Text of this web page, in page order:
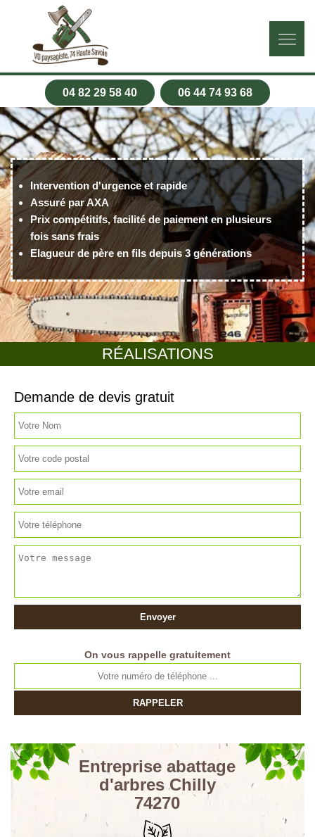
04 82 29 58 40 06 44 74 93 68
RÉALISATIONS
Intervention d'urgence et rapide
Assuré par AXA
Prix compétitifs, facilité de paiement en plusieurs
fois sans frais
Elagueur de père en fils depuis 3 générations
Demande de devis gratuit
On vous rappelle gratuitement
Entreprise abattage
d'arbres Chilly
74270